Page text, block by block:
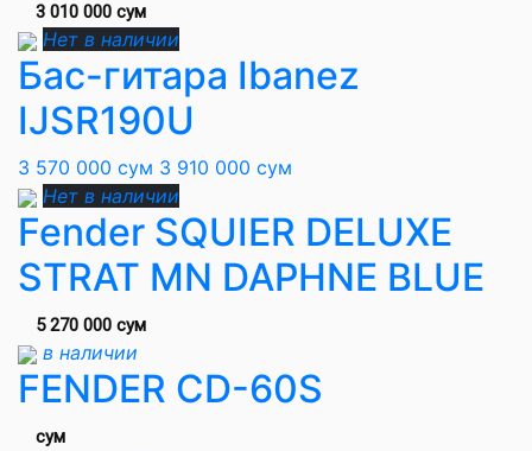
3 010 000 сум
Нет в наличии
Бас-гитара Ibanez
IJSR190U
3 570 000 сум 3 910 000 сум
Нет в наличии
Fender SQUIER DELUXE
STRAT MN DAPHNE BLUE
5 270 000 сум
в наличии
FENDER CD-60S
сум